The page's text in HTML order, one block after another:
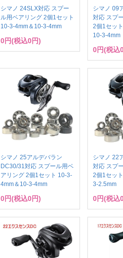
シマノ 24SLX対応 スプー
ル用ベアリング 2個1セット
10-3-4mm＆10-3-4mm
0円(税込0円)
シマノ 09
対応 スプ
2個1セッ
10-3-4mm
0円(税込
シマノ 25アルデバラン
DC30/31対応 スプール用ベ
アリング 2個1セット 10-3-
4mm＆10-3-4mm
0円(税込0円)
シマノ 22
対応 スプ
2個1セッ
3-2.5mm
0円(税込